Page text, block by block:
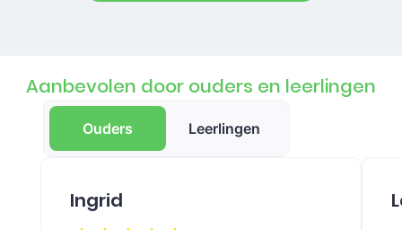
Aanbevolen door ouders en leerlingen
Ouders Leerlingen
Ingrid